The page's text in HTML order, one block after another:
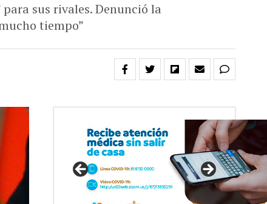
sus rivales. Denunció la
tiempo”